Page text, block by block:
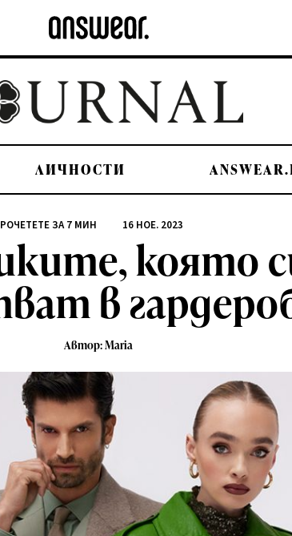
ЛИЧНОСТИ
ЗА7 МИН 16 НОЕ. 2023
която
в
Автор: Maria